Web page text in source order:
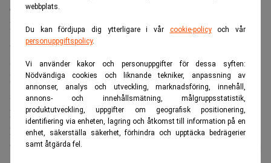
webbplats.
Du kan fördjupa dig ytterligare i vår cookie-policyoch vår
personuppgiftspolicy.
Vi använder kakor och personuppgifter för dessa syften:
Nödvändiga cookies och liknande tekniker, anpassning av
annonser, analys och utveckling, marknadsföring, innehåll,
annons- och innehållsmätning, målgruppsstatistik,
produktutveckling, uppgifter om geografisk positionering,
identifiering via enheten, lagring och åtkomst till information på en
enhet, säkerställa säkerhet, förhindra och upptäcka bedrägerier
samt åtgärda fel.
omständigheter påverkade hans livsval och möjligheter.
Eftersom fadern var börsmäklare var det naturligt att
aktiemarknaden fanns nära. Buffet minns att han gjorde
sin första investering redan som elvaåring.
De tidiga erfarenheterna och små besluten växte så
småningom till ett imperium värt 147 miljarder dollar.
När han summerar sin bana återkommer Buffett till att han
haft en ovanligt stor tur.
”Av åtta miljarder människor kan jag vara en av de tio mest